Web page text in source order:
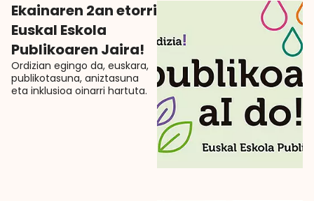
Ekainaren 2an etorri
Euskal Eskola
Publikoaren Jaira!
Ordizian egingo da, euskara,
publikotasuna, aniztasuna
eta inklusioa oinarri hartuta.